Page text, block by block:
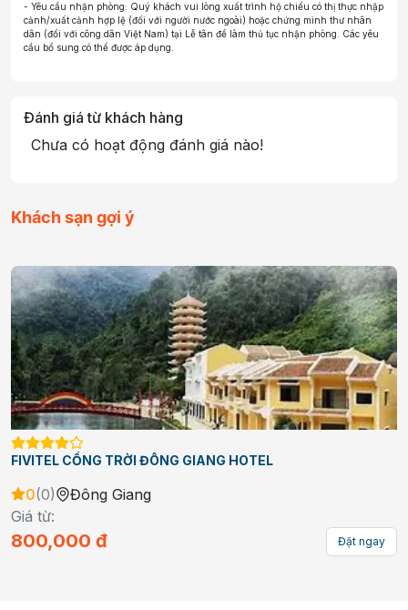
- Yêu cầu nhận phòng: Quý khách vui lòng xuất trình hộ chiếu có thị thực nhập
cảnh/xuất cảnh hợp lệ (đối với người nước ngoài) hoặc chứng minh thư nhân
dân (đối với công dân Việt Nam) tại Lễ tân để làm thủ tục nhận phòng. Các yêu
cầu bổ sung có thể được áp dụng.
Đánh giá từ khách hàng
Chưa có hoạt động đánh giá nào!
Khách sạn gợi ý
HAPPY LIFE MEMORIES HOI AN HOTEL & SPA
0(0)
Hội An
Giá từ:
900,000 đ Đặt ngay